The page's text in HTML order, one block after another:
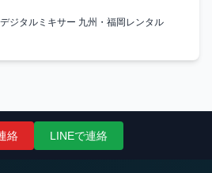
ジタルミキサー 九州・福岡レンタル
絡 LINEで連絡